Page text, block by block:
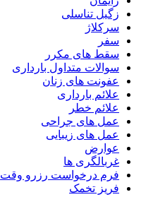
زگیل تناسلی
سرکلاژ
سفر
سقط های مکرر
سوالات متداول بارداری
عفونت های زنان
علائم بارداری
علائم خطر
عمل های جراحی
عمل های زیبایی
عوارض
غربالگری ها
فرم درخواست رزرو وقت
فریز تخمک